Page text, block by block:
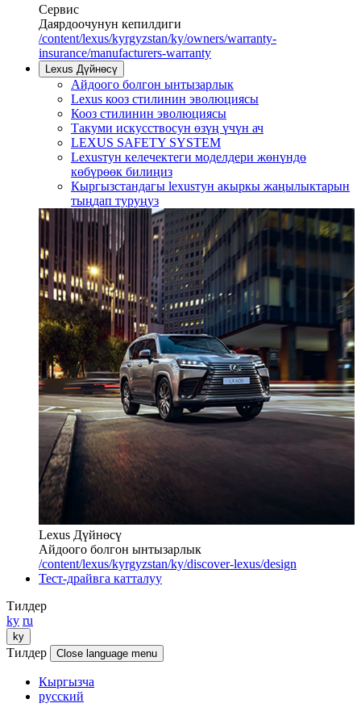
Сервис
Даярдоочунун кепилдиги
/content/lexus/kyrgyzstan/ky/owners/warranty-
insurance/manufacturers-warranty
Lexus Дүйнөсү
Айдоого болгон ынтызарлык
Lexus кооз стилинин эволюциясы
Кооз стилинин эволюциясы
Такуми искусствосун өзүң үчүн ач
LEXUS SAFETY SYSTEM
Lexusтун келечектеги моделдери жөнүндө
көбүрөөк билиңиз
Кыргызстандагы lexusтун акыркы жаңылыктарын
тыңдап туруңуз
Lexus Дүйнөсү
Айдоого болгон ынтызарлык
/content/lexus/kyrgyzstan/ky/discover-lexus/design
Тест-драйвга катталуу
Тилдер
ky ru
ky
Тилдер Close language menu
Кыргызча
русский